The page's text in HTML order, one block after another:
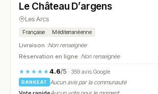
N° 5
Le Château D’argens
Les Arcs
Française Méditerranéenne
Livraison :Non renseignée
Réservation en ligne :Non renseignée
★★★★★4.6/5· 359 avis Google
RANKEAT
Aucun avis par la communauté